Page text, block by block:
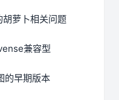
萝卜相关问题
兼容型
的早期版本